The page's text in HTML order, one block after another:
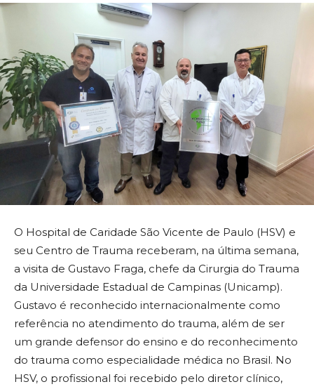
O Hospital de Caridade São Vicente de Paulo (HSV) e
seu Centro de Trauma receberam, na última semana,
a visita de Gustavo Fraga, chefe da Cirurgia do Trauma
da Universidade Estadual de Campinas (Unicamp).
Gustavo é reconhecido internacionalmente como
referência no atendimento do trauma, além de ser
um grande defensor do ensino e do reconhecimento
do trauma como especialidade médica no Brasil. No
HSV, o profissional foi recebido pelo diretor clínico,